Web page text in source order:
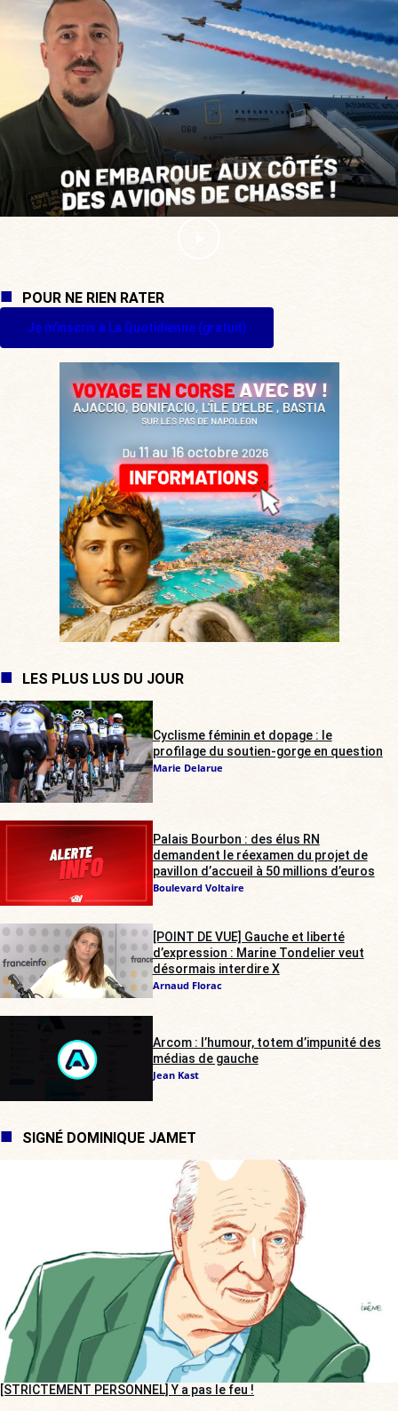
POUR NE RIEN RATER
Je m'inscris à La Quotidienne (gratuit)
LES PLUS LUS DU JOUR
Cyclisme féminin et dopage : le
profilage du soutien-gorge en question
Marie Delarue
Palais Bourbon : des élus RN
demandent le réexamen du projet de
pavillon d’accueil à 50 millions d’euros
Boulevard Voltaire
[POINT DE VUE] Gauche et liberté
d’expression : Marine Tondelier veut
désormais interdire X
Arnaud Florac
Arcom : l’humour, totem d’impunité des
médias de gauche
Jean Kast
SIGNÉ DOMINIQUE JAMET
[STRICTEMENT PERSONNEL] Y a pas le feu !